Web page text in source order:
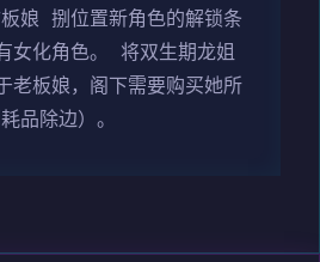
娘 捌位置新角色的解锁条
女化角色。 将双生期龙姐
老板娘，阁下需要购买她所
品除边）。